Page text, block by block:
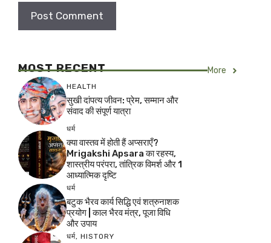
MOST RECENT More
HEALTH
सुखी दांपत्य जीवन: प्रेम, सम्मान और
संवाद की संपूर्ण यात्रा
धर्म
क्या वास्तव में होती हैं अप्सराएँ?
Mrigakshi Apsara का रहस्य,
शास्त्रीय परंपरा, तांत्रिक विमर्श और 1
आध्यात्मिक दृष्टि
धर्म
बटुक भैरव कार्य सिद्धि एवं शत्रुनाशक
प्रयोग | काल भैरव मंत्र, पूजा विधि
और उपाय
धर्म, HISTORY